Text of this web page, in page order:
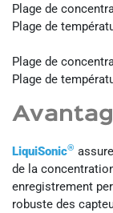
Plage de
Plage de
Plage de
Plage de
LiquiSonic®
de la
enregistrement
robuste des